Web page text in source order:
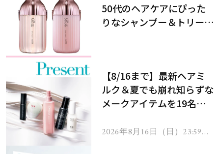
50代のヘアケアにぴった
りなシャンプー＆トリート
【8/16まで】最新ヘアミ
ルク＆夏でも崩れ知らずな
メークアイテムを19名様
2026年8月16日（日）23:59ま